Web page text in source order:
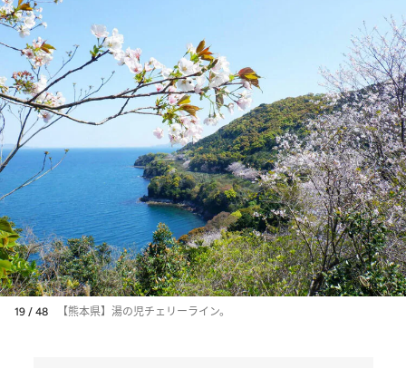
19 / 48 【熊本県】湯の児チェリーライン。